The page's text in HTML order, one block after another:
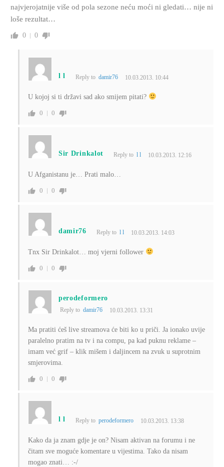
najvjerojatnije više od pola sezone neću moći ni gledati… nije ni
loše rezultat…
0 0
l l Reply todamir76 10.03.2013. 10:44
U kojoj si ti državi sad ako smijem pitati?
0 0
Sir Drinkalot Reply tol l 10.03.2013. 12:16
U Afganistanu je… Prati malo…
0 0
damir76 Reply to l l 10.03.2013. 14:03
Tnx Sir Drinkalot… moj vjerni follower
0 0
perodeformero
Reply to damir76 10.03.2013. 13:31
Ma pratiti ćeš live streamova će biti ko u priči. Ja ionako uvije
paralelno pratim na tv i na compu, pa kad puknu reklame –
imam već grif – klik mišem i daljincem na zvuk u suprotnim
smjerovima.
0 0
l l Reply toperodeformero 10.03.2013. 13:38
Kako da ja znam gdje je on? Nisam aktivan na forumu i ne
čitam sve moguće komentare u vijestima. Tako da nisam
mogao znati… :-/